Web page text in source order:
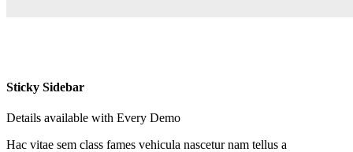
Sticky Sidebar
Details available with Every Demo
Hac vitae sem class fames vehicula nascetur nam tellus a